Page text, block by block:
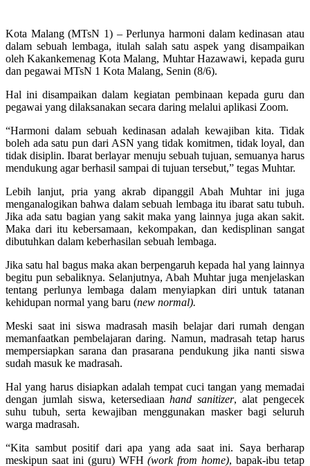
Kota Malang (MTsN 1) – Perlunya harmoni dalam kedinasan atau
dalam sebuah lembaga, itulah salah satu aspek yang disampaikan
oleh Kakankemenag Kota Malang, Muhtar Hazawawi, kepada guru
dan pegawai MTsN 1 Kota Malang, Senin (8/6).
Hal ini disampaikan dalam kegiatan pembinaan kepada guru dan
pegawai yang dilaksanakan secara daring melalui aplikasi Zoom.
“Harmoni dalam sebuah kedinasan adalah kewajiban kita. Tidak
boleh ada satu pun dari ASN yang tidak komitmen, tidak loyal, dan
tidak disiplin. Ibarat berlayar menuju sebuah tujuan, semuanya harus
mendukung agar berhasil sampai di tujuan tersebut,” tegas Muhtar.
Lebih lanjut, pria yang akrab dipanggil Abah Muhtar ini juga
menganalogikan bahwa dalam sebuah lembaga itu ibarat satu tubuh.
Jika ada satu bagian yang sakit maka yang lainnya juga akan sakit.
Maka dari itu kebersamaan, kekompakan, dan kedisplinan sangat
dibutuhkan dalam keberhasilan sebuah lembaga.
Jika satu hal bagus maka akan berpengaruh kepada hal yang lainnya
begitu pun sebaliknya. Selanjutnya, Abah Muhtar juga menjelaskan
tentang perlunya lembaga dalam menyiapkan diri untuk tatanan
kehidupan normal yang baru (new normal).
Meski saat ini siswa madrasah masih belajar dari rumah dengan
memanfaatkan pembelajaran daring. Namun, madrasah tetap harus
mempersiapkan sarana dan prasarana pendukung jika nanti siswa
sudah masuk ke madrasah.
Hal yang harus disiapkan adalah tempat cuci tangan yang memadai
dengan jumlah siswa, ketersediaanhand sanitizer, alat pengecek
suhu tubuh, serta kewajiban menggunakan masker bagi seluruh
warga madrasah.
“Kita sambut positif dari apa yang ada saat ini. Saya berharap
meskipun saat ini (guru) WFH(work from home), bapak-ibu tetap